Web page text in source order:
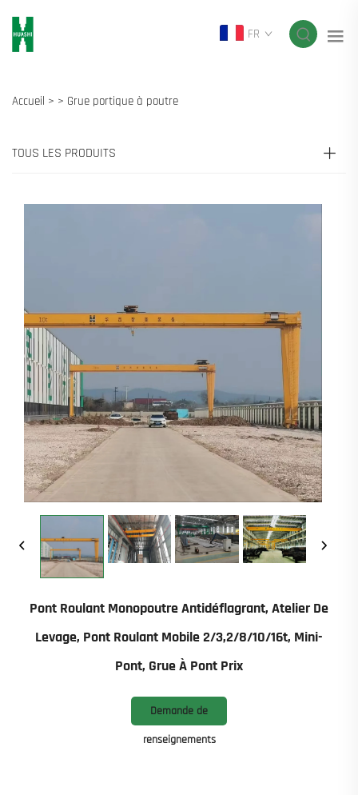
FR
Accueil > > Grue portique à poutre
TOUS LES PRODUITS
Pont Roulant Monopoutre Antidéflagrant, Atelier De
Levage, Pont Roulant Mobile 2/3,2/8/10/16t, Mini-
Pont, Grue À Pont Prix
Demande de
renseignements